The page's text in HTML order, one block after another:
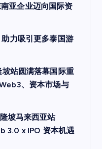
亚企业迈向国际资
力吸引更多泰国游
站圆满落幕国际重
、资本市场与
坡马来西亚站
3.0 x IPO 资本机遇